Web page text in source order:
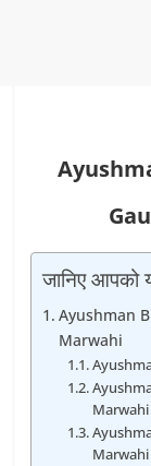
जानिए आपको
Ayushman
Marwahi
Marwahi